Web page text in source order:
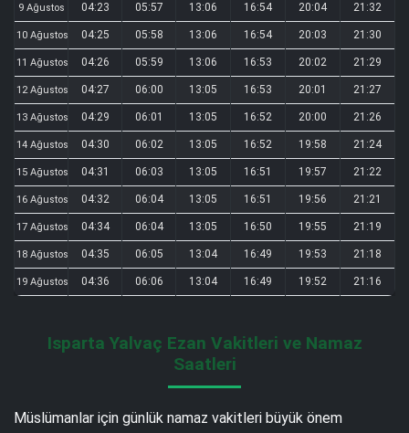
9 Ağustos 04:23 05:57 13:06 16:54 20:04 21:32
10 Ağustos 04:25 05:58 13:06 16:54 20:03 21:30
11 Ağustos 04:26 05:59 13:06 16:53 20:02 21:29
12 Ağustos 04:27 06:00 13:05 16:53 20:01 21:27
13 Ağustos 04:29 06:01 13:05 16:52 20:00 21:26
14 Ağustos 04:30 06:02 13:05 16:52 19:58 21:24
15 Ağustos 04:31 06:03 13:05 16:51 19:57 21:22
16 Ağustos 04:32 06:04 13:05 16:51 19:56 21:21
17 Ağustos 04:34 06:04 13:05 16:50 19:55 21:19
18 Ağustos 04:35 06:05 13:04 16:49 19:53 21:18
19 Ağustos 04:36 06:06 13:04 16:49 19:52 21:16
Isparta Yalvaç Ezan Vakitleri ve Namaz
Saatleri
Müslümanlar için günlük namaz vakitleri büyük önem